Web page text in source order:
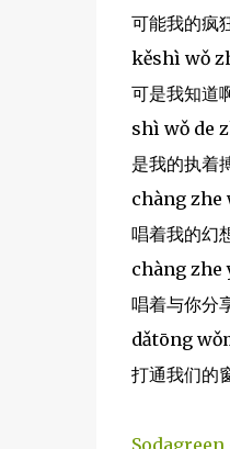
可能我的疯
kěshì wǒ
可是我知道
shì wǒ de
是我的执着
chàng zhe
唱着我的幻
chàng zhe
唱着与你分
dǎtōng
打通我们的